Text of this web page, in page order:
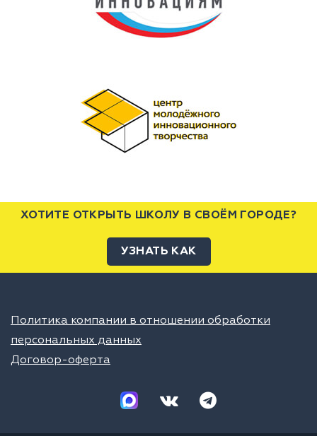
ХОТИТЕ ОТКРЫТЬ ШКОЛУ В СВОЁМ ГОРОДЕ?
УЗНАТЬ КАК
Политика компании в отношении обработки
персональных данных
Договор-оферта